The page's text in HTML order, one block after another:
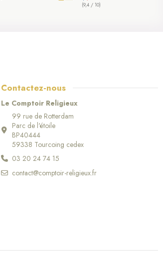
(61 avis)
(9,4 / 10)
Contactez-nous
Le Comptoir Religieux
99 rue de Rotterdam
Parc de l'étoile
BP40444
59338 Tourcoing cedex
03 20 24 74 15
contact@comptoir-religieux.fr